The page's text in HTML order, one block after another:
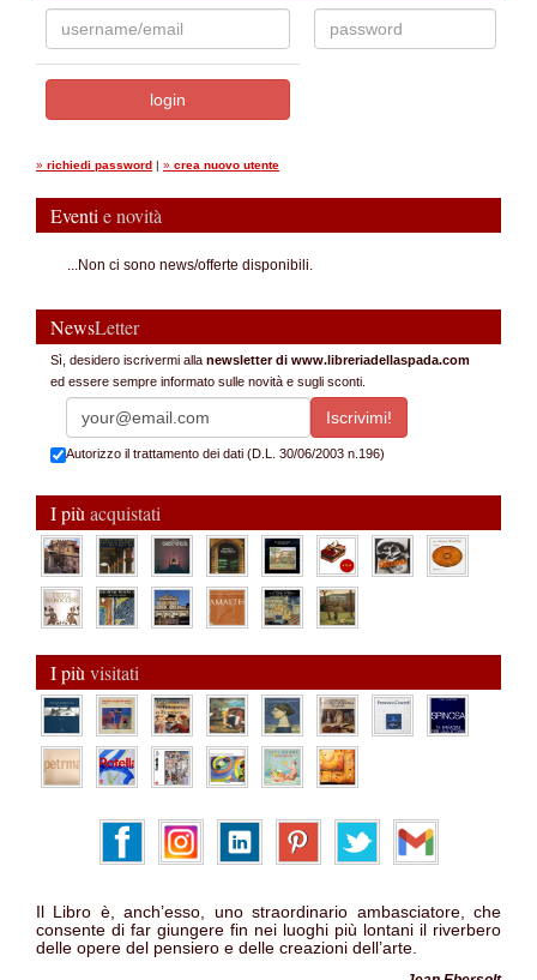
» richiedi password | » crea nuovo utente
Eventi e novità
...Non ci sono news/offerte disponibili.
NewsLetter
Sì, desidero iscrivermi alla newsletter di www.libreriadellaspada.com
ed essere sempre informato sulle novità e sugli sconti.
Autorizzo il trattamento dei dati (D.L. 30/06/2003 n.196)
I più acquistati
I più visitati
Il Libro è, anch’esso, uno straordinario ambasciatore, che
consente di far giungere fin nei luoghi più lontani il riverbero
delle opere del pensiero e delle creazioni dell’arte.